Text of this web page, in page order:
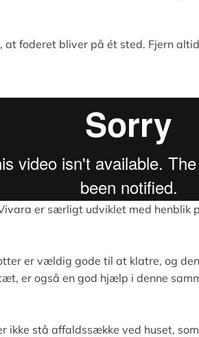
foderet bliver på ét sted. Fjern
er særligt udviklet med
er vældig gode til at klatre, og
er også en god hjælp i denne
ikke stå affaldssække ved huset,